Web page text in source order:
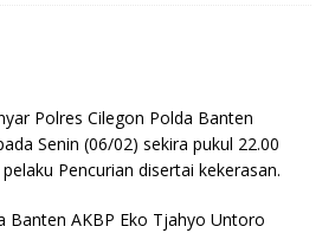
Polres Cilegon Polda Banten
Senin (06/02) sekira pukul 22.00
Pencurian disertai kekerasan.
Banten AKBP Eko Tjahyo Untoro